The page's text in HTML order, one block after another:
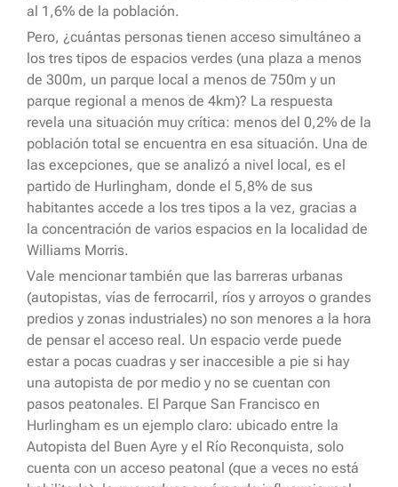
al 1,6% de la población.
Pero, ¿cuántas personas tienen acceso simultáneo a
los tres tipos de espacios verdes (una plaza a menos
de 300m, un parque local a menos de 750m y un
parque regional a menos de 4km)? La respuesta
revela una situación muy crítica: menos del 0,2% de la
población total se encuentra en esa situación. Una de
las excepciones, que se analizó a nivel local, es el
partido de Hurlingham, donde el 5,8% de sus
habitantes accede a los tres tipos a la vez, gracias a
la concentración de varios espacios en la localidad de
Williams Morris.
Vale mencionar también que las barreras urbanas
(autopistas, vías de ferrocarril, ríos y arroyos o grandes
predios y zonas industriales) no son menores a la hora
de pensar el acceso real. Un espacio verde puede
estar a pocas cuadras y ser inaccesible a pie si hay
una autopista de por medio y no se cuentan con
pasos peatonales. El Parque San Francisco en
Hurlingham es un ejemplo claro: ubicado entre la
Autopista del Buen Ayre y el Río Reconquista, solo
cuenta con un acceso peatonal (que a veces no está